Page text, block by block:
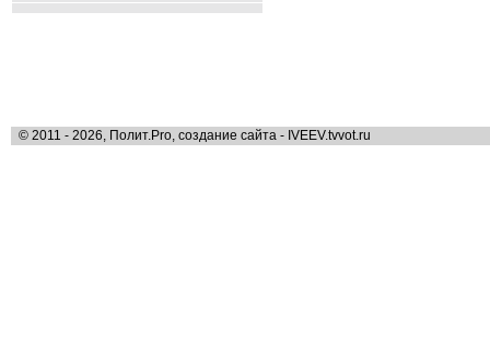
© 2011 - 2026, Полит.Pro, создание сайта - IVEEV.tvvot.ru